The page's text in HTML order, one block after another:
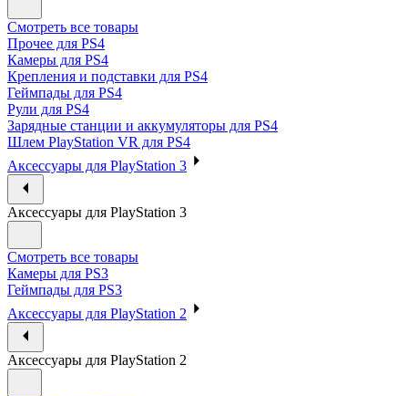
Смотреть все товары
Прочее для PS4
Камеры для PS4
Крепления и подставки для PS4
Геймпады для PS4
Рули для PS4
Зарядные станции и аккумуляторы для PS4
Шлем PlayStation VR для PS4
Аксессуары для PlayStation 3
Аксессуары для PlayStation 3
Смотреть все товары
Камеры для PS3
Геймпады для PS3
Аксессуары для PlayStation 2
Аксессуары для PlayStation 2